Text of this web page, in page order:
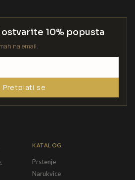
10% popusta
na email.
Pretplati se
KATALOG
Prstenje
Narukvice